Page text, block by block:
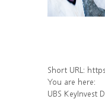
Short URL: https://
You are here:
UBS KeyInvest